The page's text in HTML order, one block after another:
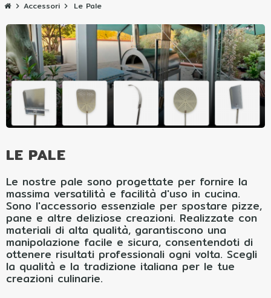
chevron_right Accessori chevron_right Le Pale
LE PALE
Le nostre pale sono progettate per fornire la
massima versatilità e facilità d'uso in cucina.
Sono l'accessorio essenziale per spostare pizze,
pane e altre deliziose creazioni. Realizzate con
materiali di alta qualità, garantiscono una
manipolazione facile e sicura, consentendoti di
ottenere risultati professionali ogni volta. Scegli
la qualità e la tradizione italiana per le tue
creazioni culinarie.